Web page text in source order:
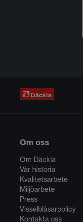
Om oss
Om Däckia
Vår historia
Kvalitetsarbete
Miljöarbete
Press
Visselblåsarpolicy
Kontakta oss